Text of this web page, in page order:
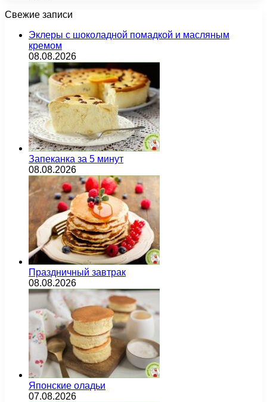
Свежие записи
Эклеры с шоколадной помадкой и масляным
кремом
08.08.2026
Запеканка за 5 минут
08.08.2026
Праздничный завтрак
08.08.2026
Японские оладьи
07.08.2026